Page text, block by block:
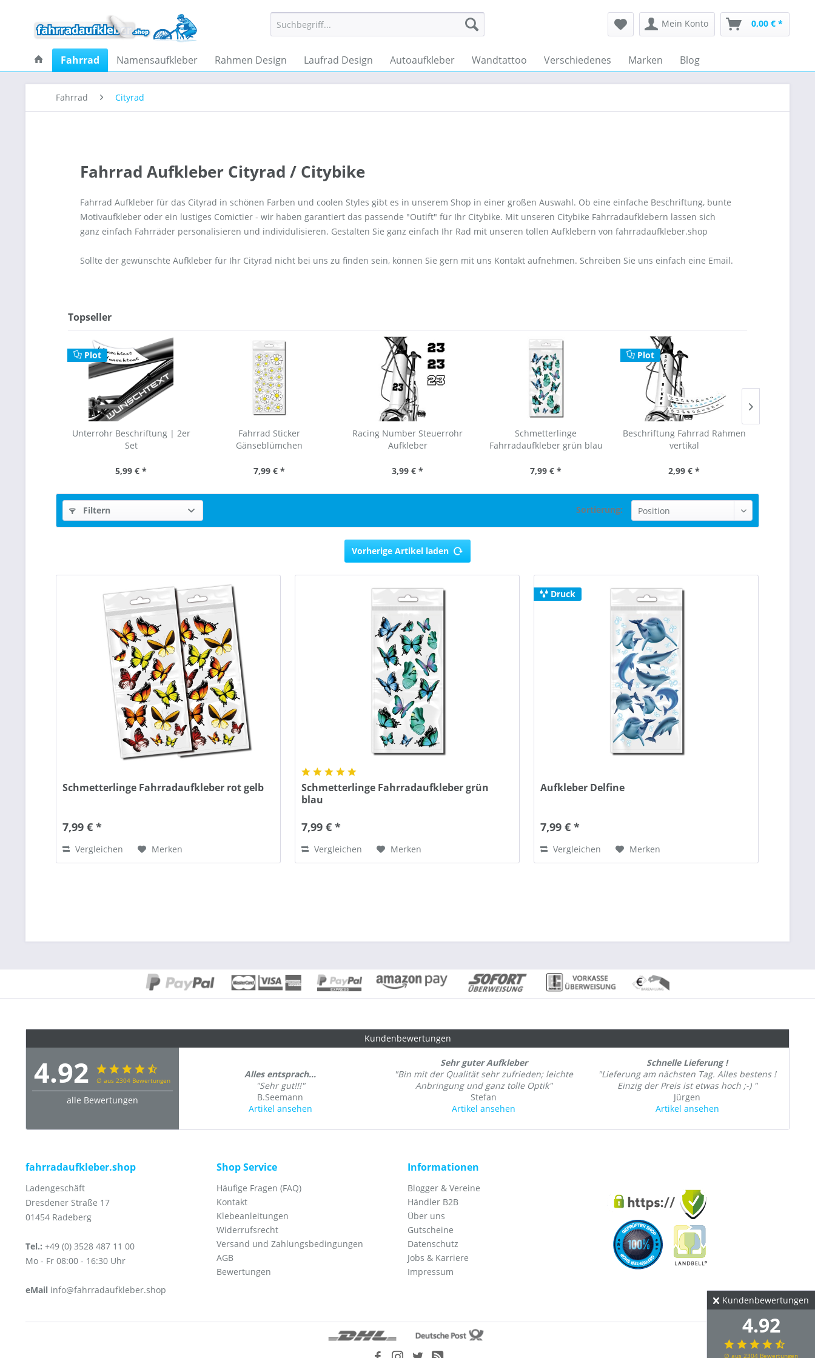
Kundenbewertungen
4.92
∅ aus 2304 Bewertungen
Mein Konto 0,00 € *
Fahrrad Namensaufkleber Rahmen Design Laufrad Design Autoaufkleber Wandtattoo Verschiedenes Marken Blog
Fahrrad Cityrad
Fahrrad Aufkleber Cityrad / Citybike
Fahrrad Aufkleber für das Cityrad in schönen Farben und coolen Styles gibt es in unserem Shop in einer großen Auswahl. Ob eine einfache Beschriftung, bunte
Motivaufkleber oder ein lustiges Comictier - wir haben garantiert das passende "Outift" für Ihr Citybike. Mit unseren Citybike Fahrradaufklebern lassen sich
ganz einfach Fahrräder personalisieren und individulisieren. Gestalten Sie ganz einfach Ihr Rad mit unseren tollen Aufklebern von fahrradaufkleber.shop
Sollte der gewünschte Aufkleber für Ihr Cityrad nicht bei uns zu finden sein, können Sie gern mit uns Kontakt aufnehmen. Schreiben Sie uns einfach eine Email.
Topseller
Plot
Unterrohr Beschriftung | 2er
Set
5,99 € *
Fahrrad Sticker
Gänseblümchen
7,99 € *
Racing Number Steuerrohr
Aufkleber
3,99 € *
Schmetterlinge
Fahrradaufkleber grün blau
7,99 € *
Plot
Beschriftung Fahrrad Rahmen
vertikal
2,99 € *
Filtern Sortierung:
Vorherige Artikel laden
Schmetterlinge Fahrradaufkleber rot gelb
7,99 € *
Vergleichen Merken
Schmetterlinge Fahrradaufkleber grün
blau
7,99 € *
Vergleichen Merken
Druck
Aufkleber Delfine
7,99 € *
Vergleichen Merken
Kundenbewertungen
4.92∅ aus 2304 Bewertungen
alle Bewertungen
Alles entsprach...
"Sehr gut!!!"
B.Seemann
Artikel ansehen
Sehr guter Aufkleber
"Bin mit der Qualität sehr zufrieden; leichte
Anbringung und ganz tolle Optik"
Stefan
Artikel ansehen
Schnelle Lieferung !
"Lieferung am nächsten Tag. Alles bestens !
Einzig der Preis ist etwas hoch ;-) "
Jürgen
Artikel ansehen
fahrradaufkleber.shop
Ladengeschäft
Dresdener Straße 17
01454 Radeberg
Tel.: +49 (0) 3528 487 11 00
Mo - Fr 08:00 - 16:30 Uhr
eMail info@fahrradaufkleber.shop
Shop Service
Häufige Fragen (FAQ)
Kontakt
Klebeanleitungen
Widerrufsrecht
Versand und Zahlungsbedingungen
AGB
Bewertungen
Informationen
Blogger & Vereine
Händler B2B
Über uns
Gutscheine
Datenschutz
Jobs & Karriere
Impressum